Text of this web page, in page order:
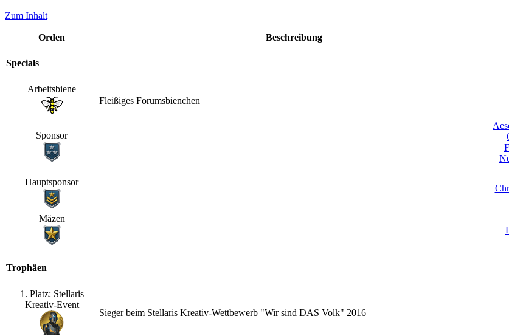
Zum Inhalt
Orden Beschreibung
Specials
Arbeitsbiene
Fleißiges Forumsbienchen
Sponsor
Hauptsponsor
Mäzen
Trophäen
1. Platz: Stellaris
Kreativ-Event
Sieger beim Stellaris Kreativ-Wettbewerb "Wir sind DAS Volk" 2016